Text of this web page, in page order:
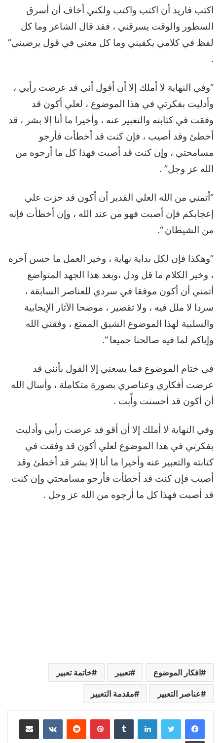
اكتب فاريد أن اكتب واكتب ولكني أخاف أن أسرق
السطور والوقت يسرقني ، فقد قال الشاعر وما كل
لفظ في كلامي يكفيني وما كل معني في قول يرضيني”
.
“وفي النهاية لا أملك إلا أن أقول أني قد عرضت رأيي ،
وأدليت بفكرتي في هذا الموضوع ، لعلي أكون قد
وفقت في كتابته والتعبير عنه ، وأخيرا ما أنا إلا بشر ، قد
أخطئ وقد أصيب ، فإن كنت قد أخطأت فأرجو
مسامحتي ، وإن كنت قد أصبت فهذا كل ما أرجوه من
الله عز وجل” .
“أتمني من الله العلي القدير أن أكون قد حزت علي
إعجابكم فإن أصبت فهو من عند الله ، وإن أخطأت فإنه
من الشيطان “.
“وهكذا فإن لكل بداية نهاية ، وخير العمل ما حسن آخره
، وخير الكلام ما قل ودل ،وبعد هذا الجهد المتواضع
أتمني أن أكون موفقا في سردي للعناصر السابقة ،
سردا لا ملل فيه ، ولا تقصير ، موضحا الآثار الإيجابية
والسلبية لهذا الموضوع الشيق الممتع ، وفقني الله
وإياكم لما فيه صالحنا جميعا “.
في ختام الموضوع فما يسعني إلا القول بأنني قد
عرضت أفكاري وعناصري بصورة متكاملة ، وأسال الله
أن أكون قد أحسنت وأًبت .
وفي النهاية لا أملك إلا أن أقو قد عرضت رأيي وأدليت
بفكرتي في هذا الموضوع لعلي أكون قد وفقت في
كتابته والتعبير عنه وأخيرا ما أنا إلا بشر قد أخطئ وقد
أصيب فإن كنت قد أخطأت فأرجو مسامحتي وإن كنت
قد أصبت فهذا كل ما أرجوه من الله عز وجل .
افكار الموضوع تعبير خاتمة تعبير
عناصر التعبير مقدمة التعبير
لينكدإن بينتيريست مشاركة عبر البريد
طباعة